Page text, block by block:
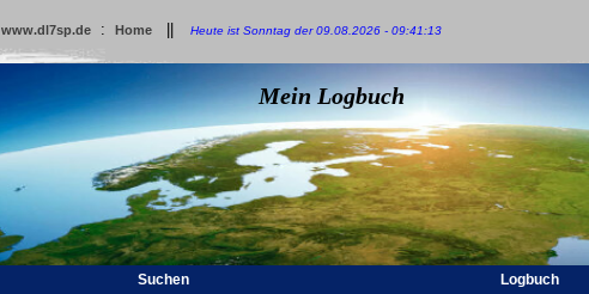
www.dl7sp.de : Home Heute ist Sonntag der 09.08.2026 - 09:41:13
Mein Logbuch
Suchen Logbuch